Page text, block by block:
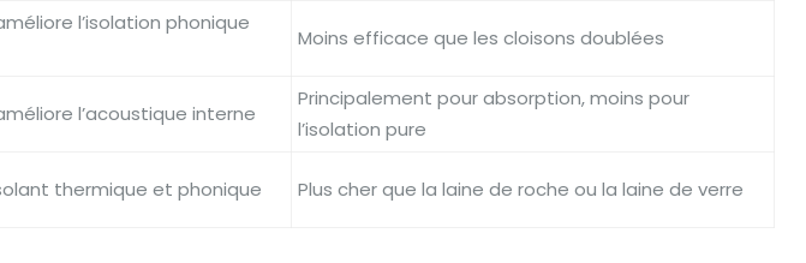
l’isolation phonique
Moins efficace que les cloisons doublées
l’acoustique interne
Principalement pour absorption, moins pour
l’isolation pure
thermique et phonique Plus cher que la laine de roche ou la laine de verre